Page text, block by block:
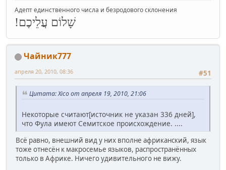
Адепт единственного числа и безродового склонения
שָׁלוֹם עֲלֵיכֶם!
Чайник777
#51
апреля 20, 2010, 08:36
Цитата: Xico от апреля 19, 2010, 21:06
Некоторые считают[источник не указан 336 дней],
что Фула имеют Семитское происхождение. ....
Всё равно, внешний вид у них вполне африканский, язык
тоже отнесён к макросемье языков, распространённых
только в Африке. Ничего удивительного не вижу.